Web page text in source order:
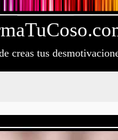
TuCoso
creas tus